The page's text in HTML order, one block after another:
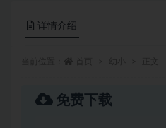
详情介绍
免费下载